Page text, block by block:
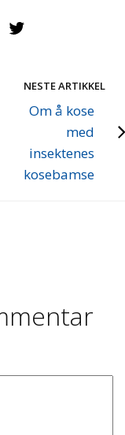
NESTE ARTIKKEL
Om å kose
med
insektenes
kosebamse